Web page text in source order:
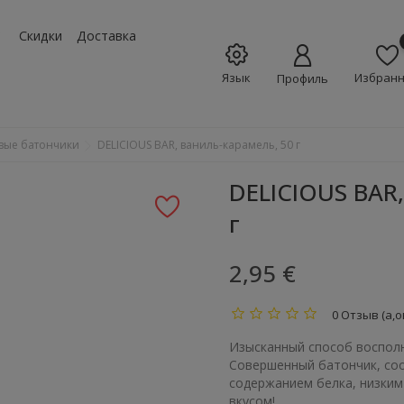
Скидки Доставка
Язык Профиль
батончики DELICIOUS BAR, ваниль-карамель, 50 г
DELICIOUS
г
2,95 €
0 Отзыв
Изысканный способ
Совершенный батончик,
содержанием белка,